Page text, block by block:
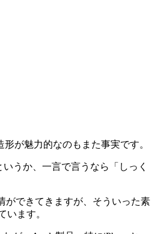
が魅力的なのもまた事実です。
うか、一言で言うなら「しっく
ができてきますが、そういった素
います。